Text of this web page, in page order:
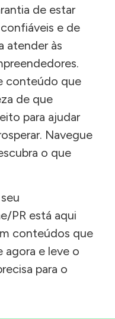
de estar
e de
atender às
conteúdo que
de que
para ajudar
Navegue
o que
PR está aqui
conteúdos que
agora e leve o
para o